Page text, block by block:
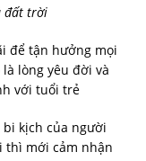
đất trời
để tận hưởng mọi
lòng yêu đời và
với tuổi trẻ
bi kịch của người
thì mới cảm nhận